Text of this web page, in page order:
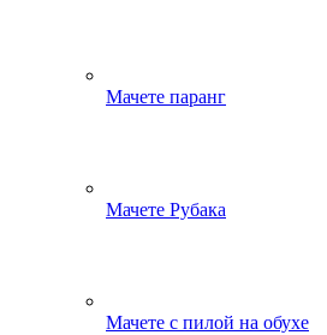
Мачете паранг
Мачете Рубака
Мачете с пилой на обухе